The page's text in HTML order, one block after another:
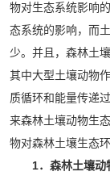
物对生态系统影响
态系统的影响，而
少。并且，森林土
其中大型土壤动物
质循环和能量传递
来森林土壤动物生
物对森林土壤生态
1．森林土壤动